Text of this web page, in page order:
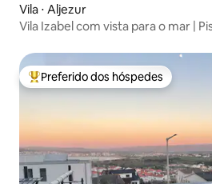
Vila ⋅ Aljezur
Vila Izabel com vista para o mar |
Entre os melhores preferidos dos
Preferido dos hóspedes